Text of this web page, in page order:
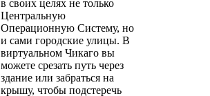
в своих целях не только
Центральную
Операционную Систему, но
и сами городские улицы. В
виртуальном Чикаго вы
можете срезать путь через
здание или забраться на
крышу, чтобы подстеречь